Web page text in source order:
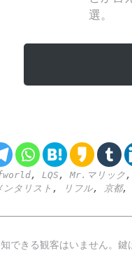
, LQS ,Mr.マリック ,
ンタリスト , リフル, 京都,
できる観客はいません。鍵